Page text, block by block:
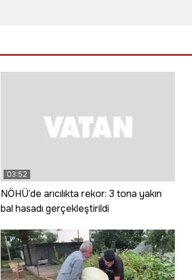
03:52
NÖHÜ’de arıcılıkta rekor: 3 tona yakın
bal hasadı gerçekleştirildi